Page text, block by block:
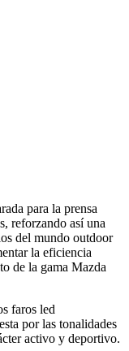
para la prensa
reforzando así una
del mundo outdoor
la eficiencia
de la gama Mazda
faros led
por las tonalidades
activo y deportivo.